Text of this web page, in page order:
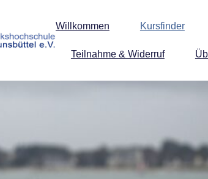
Willkommen Kursfinder
Teilnahme & Widerruf